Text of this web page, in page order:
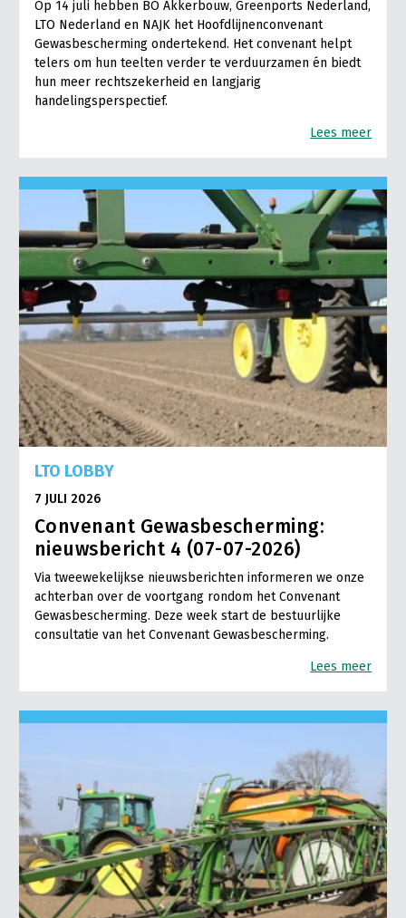
Op 14 juli hebben BO Akkerbouw, Greenports Nederland,
LTO Nederland en NAJK het Hoofdlijnenconvenant
Gewasbescherming ondertekend. Het convenant helpt
telers om hun teelten verder te verduurzamen én biedt
hun meer rechtszekerheid en langjarig
handelingsperspectief.
Lees meer
LTO LOBBY
7 JULI 2026
Convenant Gewasbescherming:
nieuwsbericht 4 (07-07-2026)
Via tweewekelijkse nieuwsberichten informeren we onze
achterban over de voortgang rondom het Convenant
Gewasbescherming. Deze week start de bestuurlijke
consultatie van het Convenant Gewasbescherming.
Lees meer